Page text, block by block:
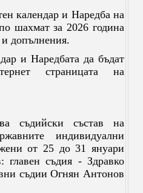
календар и Наредба на
шахмат за 2026 година
допълнения.
и Наредбата да бъдат
страницата на
съдийски състав на
индивидуални
от 25 до 31 януари
главен съдия - Здравко
съдии Огнян Антонов